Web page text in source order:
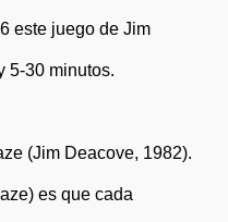
este juego de Jim
5-30 minutos.
(Jim Deacove, 1982).
es que cada